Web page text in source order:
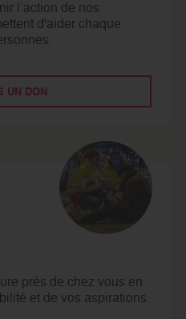
l’action de nos
d'aider chaque
UN DON
près de chez vous en
et de vos aspirations.